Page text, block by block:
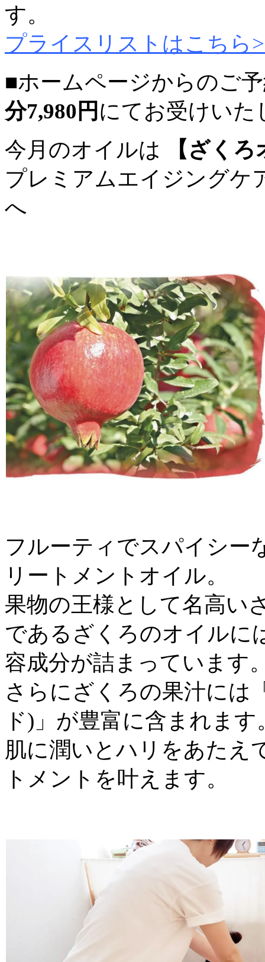
す。
プライスリストはこちら
■ホームページからのご
分7,980円 にてお受けいた
今月のオイルは
【ざく
プレミアムエイジングケ
へ
フルーティでスパイシー
リートメントオイル。
果物の王様として名高い
であるざくろのオイルに
容成分が詰まっています
さらにざくろの果汁には
ド)」が豊富に含まれます
肌に潤いとハリをあたえ
トメントを叶えます。